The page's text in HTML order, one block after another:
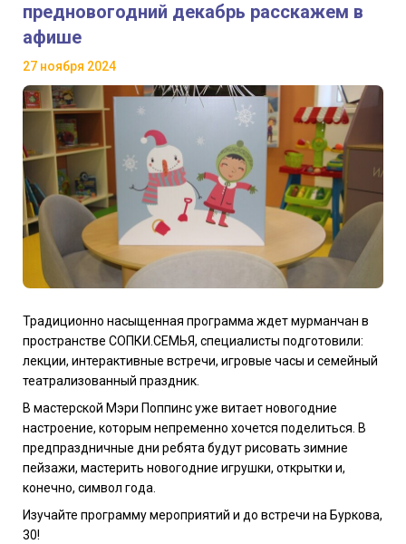
предновогодний декабрь расскажем в
афише
27 ноября 2024
Традиционно насыщенная программа ждет мурманчан в
пространстве СОПКИ.СЕМЬЯ, специалисты подготовили:
лекции, интерактивные встречи, игровые часы и семейный
театрализованный праздник.
В мастерской Мэри Поппинс уже витает новогодние
настроение, которым непременно хочется поделиться. В
предпраздничные дни ребята будут рисовать зимние
пейзажи, мастерить новогодние игрушки, открытки и,
конечно, символ года.
Изучайте программу мероприятий и до встречи на Буркова,
30!